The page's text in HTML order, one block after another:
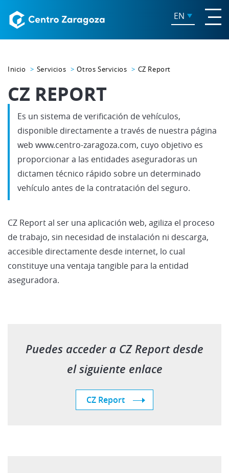
EN
Inicio Servicios Otros Servicios CZ Report
CZ REPORT
Es un sistema de verificación de vehículos,
disponible directamente a través de nuestra página
web www.centro-zaragoza.com, cuyo objetivo es
proporcionar a las entidades aseguradoras un
dictamen técnico rápido sobre un determinado
vehículo antes de la contratación del seguro.
CZ Report al ser una aplicación web, agiliza el proceso
de trabajo, sin necesidad de instalación ni descarga,
accesible directamente desde internet, lo cual
constituye una ventaja tangible para la entidad
aseguradora.
Puedes acceder a CZ Report desde
el siguiente enlace
CZ Report